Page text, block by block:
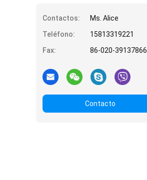
Contactos:
Ms. Alice
Teléfono:
15813319221
Fax:
86-020-39137866
Contacto